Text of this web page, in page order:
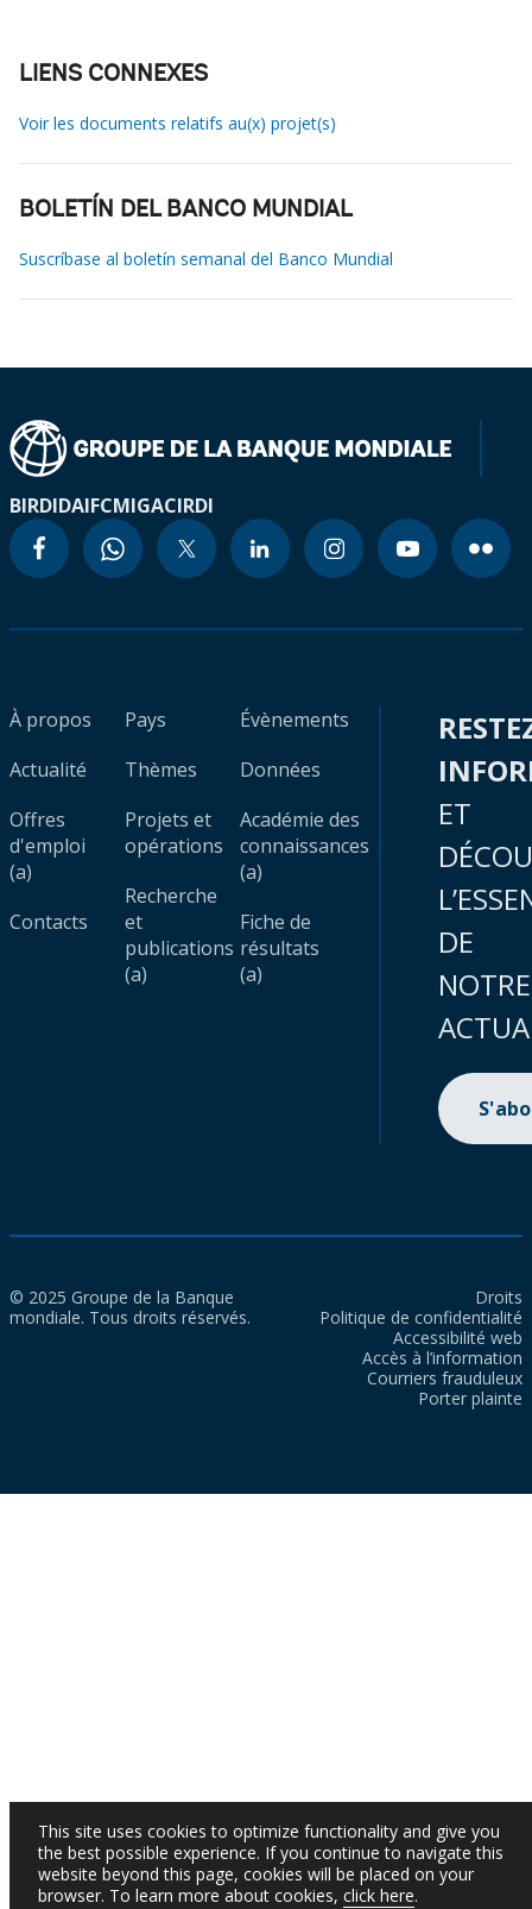
LIENS CONNEXES
Voir les documents relatifs au(x) projet(s)
BOLETÍN DEL BANCO MUNDIAL
Suscríbase al boletín semanal del Banco Mundial
BIRDIDAIFCMIGACIRDI
À propos
Actualité
Offres
d'emploi
(a)
Contacts
Pays
Thèmes
Projets et
opérations
Recherche
et
publications
(a)
Évènements
Données
Académie des
connaissances
(a)
Fiche de
résultats
(a)
ET
DE
NOTRE
© 2025 Groupe de la Banque
mondiale. Tous droits réservés.
Droits
Politique de confidentialité
Accessibilité web
Accès à l’information
Courriers frauduleux
Porter plainte
This site uses cookies to optimize functionality and give you
the best possible experience. If you continue to navigate this
website beyond this page, cookies will be placed on your
browser. To learn more about cookies, click here.